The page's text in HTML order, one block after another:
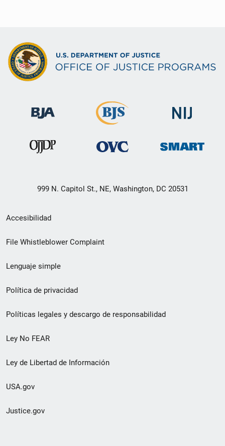
999 N. Capitol St., NE, Washington, DC 20531
Menú
de
de
pie
de
página
Accesibilidad
File Whistleblower Complaint
Lenguaje simple
Política de privacidad
Políticas legales y descargo de responsabilidad
Ley No FEAR
Ley de Libertad de Información
USA.gov
Justice.gov